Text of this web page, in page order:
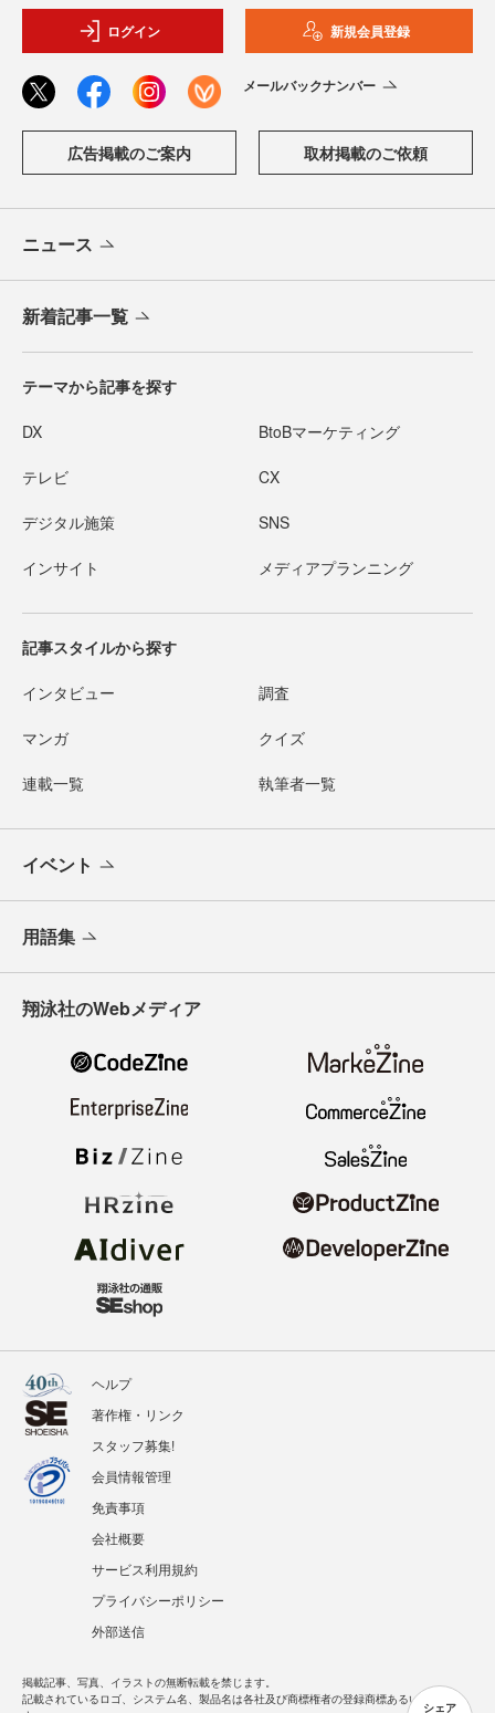
シェア
ログイン 新規会員登録
メールバックナンバー
広告掲載のご案内 取材掲載のご依頼
ニュース
新着記事一覧
テーマから記事を探す
DX BtoBマーケティング
テレビ CX
デジタル施策 SNS
インサイト メディアプランニング
記事スタイルから探す
インタビュー 調査
マンガ クイズ
連載一覧 執筆者一覧
イベント
用語集
翔泳社のWebメディア
ヘルプ
著作権・リンク
スタッフ募集!
会員情報管理
免責事項
会社概要
サービス利用規約
プライバシーポリシー
外部送信
掲載記事、写真、イラストの無断転載を禁じます。
記載されているロゴ、システム名、製品名は各社及び商標権者の登録商標あるいは商標で